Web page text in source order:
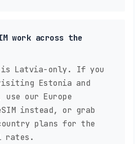
work across the
is Latvia-only. If you
Estonia and
our Europe
instead, or grab
plans for the
rates.